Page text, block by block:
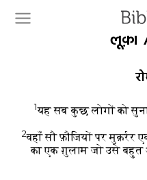
लूक़ा
1यह सब कुछ लोगों को
2वहाँ सौ फ़ौजियों पर
का एक ग़ुलाम जो उसे बहुत